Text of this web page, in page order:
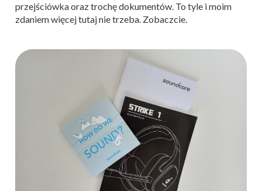
przejściówka oraz trochę dokumentów. To tyle i moim
zdaniem więcej tutaj nie trzeba. Zobaczcie.